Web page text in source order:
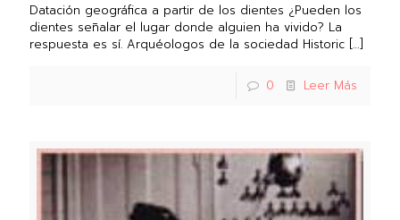
Datación geográfica a partir de los dientes ¿Pueden los
dientes señalar el lugar donde alguien ha vivido? La
respuesta es sí. Arquéologos de la sociedad Historic […]
0 Leer Más